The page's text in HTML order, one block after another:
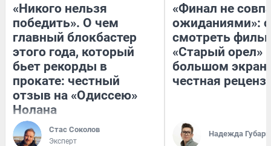
«Никого нельзя
победить». О чем
главный блокбастер
этого года, который
бьет рекорды в
прокате: честный
отзыв на «Одиссею»
Нолана
Стас Соколов
Эксперт
«Финал не
ожиданиями»:
смотреть
«Старый орел»
большом
честная
Надежда Губарь